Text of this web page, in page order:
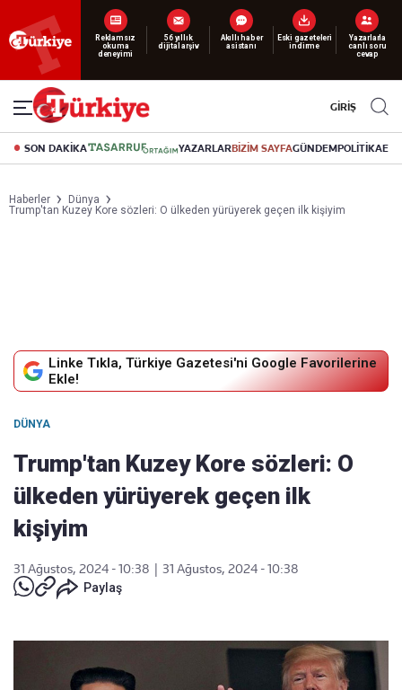
Yeni nesil dijital
abonelik 19 TL’den başlayan fiyatlarla.
GİRİŞ
SON DAKİKA YAZARLARBİZİM SAYFAGÜNDEMPOLİTİKA
Haberler
Dünya
Trump'tan Kuzey Kore sözleri: O ülkeden yürüyerek geçen ilk kişiyim
Linke Tıkla, Türkiye Gazetesi'ni Google Favorilerine
Ekle!
DÜNYA
Trump'tan Kuzey Kore sözleri: O
ülkeden yürüyerek geçen ilk
kişiyim
31 Ağustos, 2024 - 10:38
31 Ağustos, 2024 - 10:38
Paylaş